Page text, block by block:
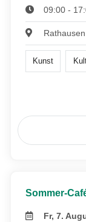
09:00 -
Kunst
Sommer-
Fr, 7.